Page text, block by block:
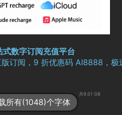
数字订阅充值平台
订阅，9 折优惠码 AI8888，极
所有(1048)个字体
共9.01 GB